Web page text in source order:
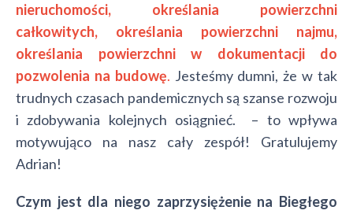
nieruchomości, określania powierzchni
całkowitych, określania powierzchni najmu,
określania powierzchni w dokumentacji do
pozwolenia na budowę. Jesteśmy dumni, że w tak
trudnych czasach pandemicznych są szanse rozwoju
i zdobywania kolejnych osiągnieć. – to wpływa
motywująco na nasz cały zespół! Gratulujemy
Adrian!
Czym jest dla niego zaprzysiężenie na Biegłego